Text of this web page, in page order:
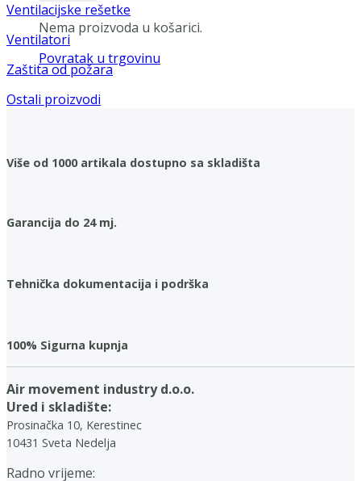
Nema proizvoda u košarici.
Povratak u trgovinu
Ventilacijske rešetke
Ventilatori
Zaštita od požara
Ostali proizvodi
Više od 1000 artikala dostupno sa skladišta
Garancija do 24 mj.
Tehnička dokumentacija i podrška
100% Sigurna kupnja
Air movement industry d.o.o.
Ured i skladište:
Prosinačka 10, Kerestinec
10431 Sveta Nedelja
Radno vrijeme: